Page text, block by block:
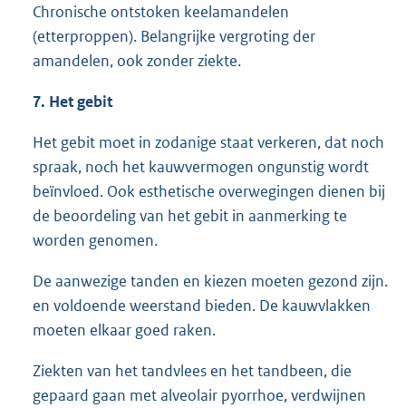
Chronische ontstoken keelamandelen
(etterproppen). Belangrijke vergroting der
amandelen, ook zonder ziekte.
7. Het gebit
Het gebit moet in zodanige staat verkeren, dat noch
spraak, noch het kauwvermogen ongunstig wordt
beïnvloed. Ook esthetische overwegingen dienen bij
de beoordeling van het gebit in aanmerking te
worden genomen.
De aanwezige tanden en kiezen moeten gezond zijn.
en voldoende weerstand bieden. De kauwvlakken
moeten elkaar goed raken.
Ziekten van het tandvlees en het tandbeen, die
gepaard gaan met alveolair pyorrhoe, verdwijnen